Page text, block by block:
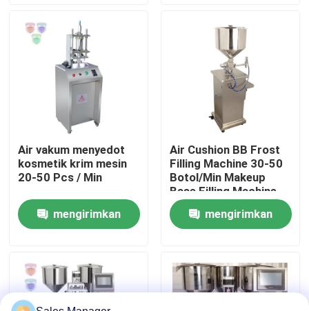
Tentang kita
Wisata pabrik
Kontrol kualitas
Quote request suatu
Lini Produksi Lipstik
Mesin pengisi lip gloss otomatis
Mesin Pengisi Mascara
Air vakum menyedot
kosmetik krim mesin
20-50 Pcs / Min
mengirimkan
Air Cushion BB Frost
Filling Machine 30-50
Botol/Min Makeup
Base Filling Machine
Bahan baja tahan karat
mengirimkan